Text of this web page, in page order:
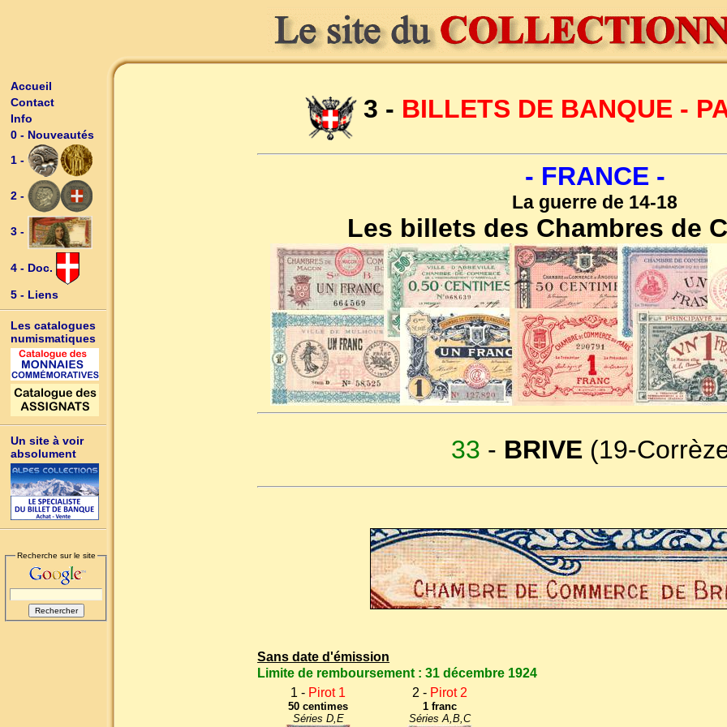
Accueil
Contact
Info
0 - Nouveautés
1 -
2 -
3 -
4 - Doc.
5 - Liens
Les catalogues
numismatiques
Un site à voir
absolument
Recherche sur le site
3 - BILLETS DE BANQUE -
- FRANCE -
La guerre de 14-18
Les billets des Chambres de
33 - BRIVE (19-
Sans date d'émission
Limite de remboursement : 31 décembre 1924
1 - Pirot 1
50 centimes
Séries D,E
2 - Pirot 2
1 franc
Séries A,B,C